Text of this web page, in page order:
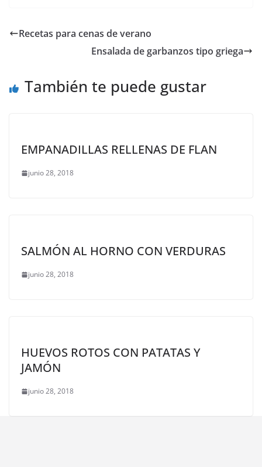
Recetas para cenas de verano
Ensalada de garbanzos tipo griega
También te puede gustar
EMPANADILLAS RELLENAS DE FLAN
junio 28, 2018
SALMÓN AL HORNO CON VERDURAS
junio 28, 2018
HUEVOS ROTOS CON PATATAS Y
JAMÓN
junio 28, 2018